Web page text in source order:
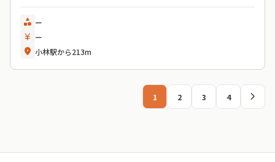
category ー
currency_yen ー
location_on 小林駅から213m
1 2 3 4 chevron_right